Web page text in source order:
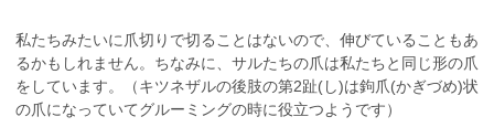
私たちみたいに爪切りで切ることはないので、伸びていることもあ
るかもしれません。ちなみに、サルたちの爪は私たちと同じ形の爪
をしています。（キツネザルの後肢の第2趾(し)は鉤爪(かぎづめ)状
の爪になっていてグルーミングの時に役立つようです）